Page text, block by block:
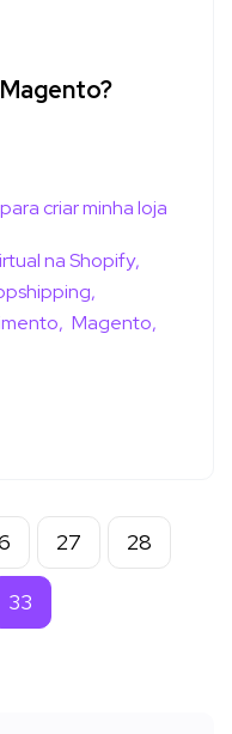
criar minha loja
na Shopify
Magento
27 28
33